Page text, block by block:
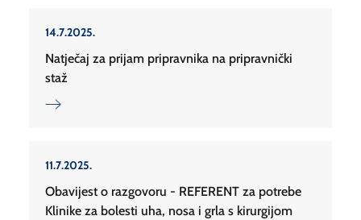
14.7.2025.
Natječaj za prijam pripravnika na pripravnički
staž
11.7.2025.
Obavijest o razgovoru - REFERENT za potrebe
Klinike za bolesti uha, nosa i grla s kirurgijom